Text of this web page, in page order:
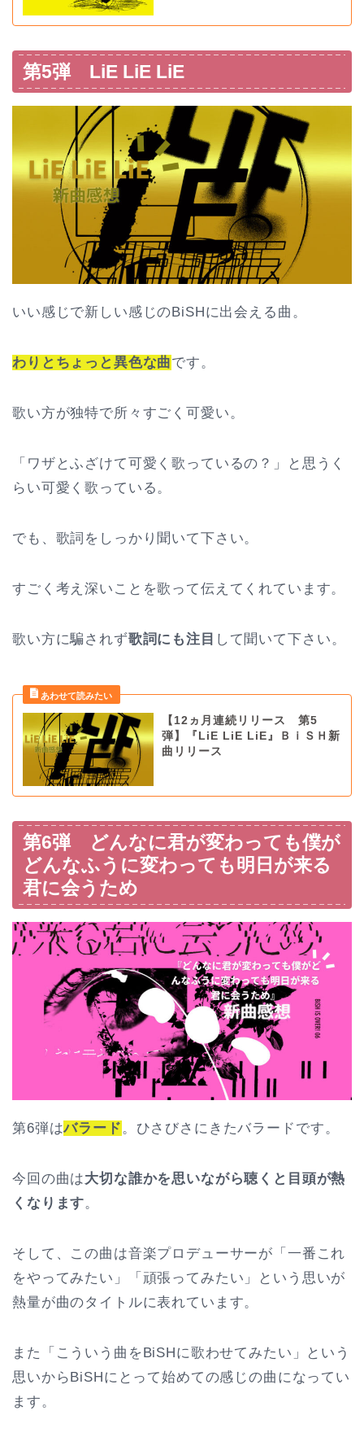
第5弾 LiE LiE LiE
いい感じで新しい感じのBiSHに出会える曲。
わりとちょっと異色な曲です。
歌い方が独特で所々すごく可愛い。
「ワザとふざけて可愛く歌っているの？」と思うく
らい可愛く歌っている。
でも、歌詞をしっかり聞いて下さい。
すごく考え深いことを歌って伝えてくれています。
歌い方に騙されず歌詞にも注目 して聞いて下さい。
【12ヵ月連続リリース 第5
弾】『LiE LiE LiE』ＢｉＳＨ新
曲リリース
第6弾 どんなに君が変わっても僕が
どんなふうに変わっても明日が来る
君に会うため
第6弾はバラード。ひさびさにきたバラードです。
今回の曲は大切な誰かを思いながら聴くと目頭が熱
くなります。
そして、この曲は音楽プロデューサーが「一番これ
をやってみたい」「頑張ってみたい」という思いが
熱量が曲のタイトルに表れています。
また「こういう曲をBiSHに歌わせてみたい」という
思いからBiSHにとって始めての感じの曲になってい
ます。